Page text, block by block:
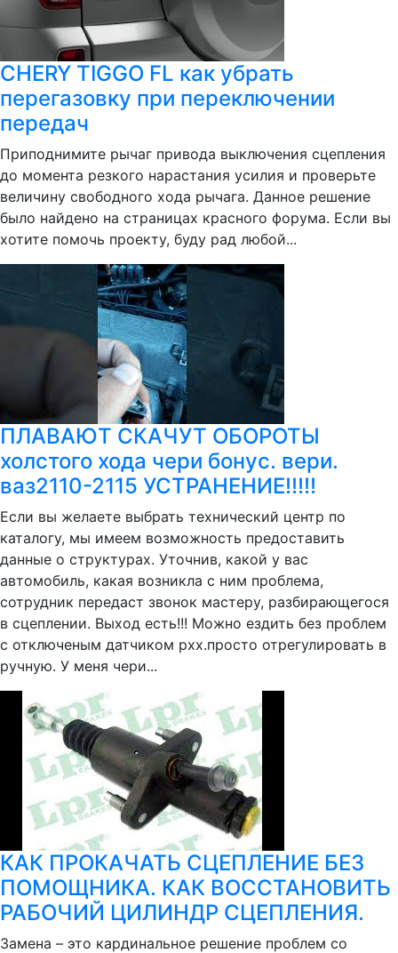
CHERY TIGGO FL как убрать
перегазовку при переключении
передач
Приподнимите рычаг привода выключения сцепления
до момента резкого нарастания усилия и проверьте
величину свободного хода рычага. Данное решение
было найдено на страницах красного форума. Если вы
хотите помочь проекту, буду рад любой...
ПЛАВАЮТ СКАЧУТ ОБОРОТЫ
холстого хода чери бонус. вери.
ваз2110-2115 УСТРАНЕНИЕ!!!!!
Если вы желаете выбрать технический центр по
каталогу, мы имеем возможность предоставить
данные о структурах. Уточнив, какой у вас
автомобиль, какая возникла с ним проблема,
сотрудник передаст звонок мастеру, разбирающегося
в сцеплении. Выход есть!!! Можно ездить без проблем
с отключеным датчиком рхх.просто отрегулировать в
ручную. У меня чери...
КАК ПРОКАЧАТЬ СЦЕПЛЕНИЕ БЕЗ
ПОМОЩНИКА. КАК ВОССТАНОВИТЬ
РАБОЧИЙ ЦИЛИНДР СЦЕПЛЕНИЯ.
Замена – это кардинальное решение проблем со